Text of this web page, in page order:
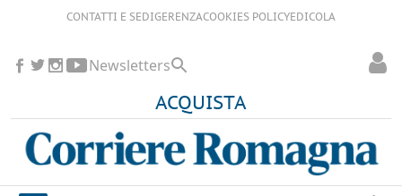
CONTATTI E SEDIGERENZACOOKIES POLICYEDICOLA
ACQUISTA
Newsletters